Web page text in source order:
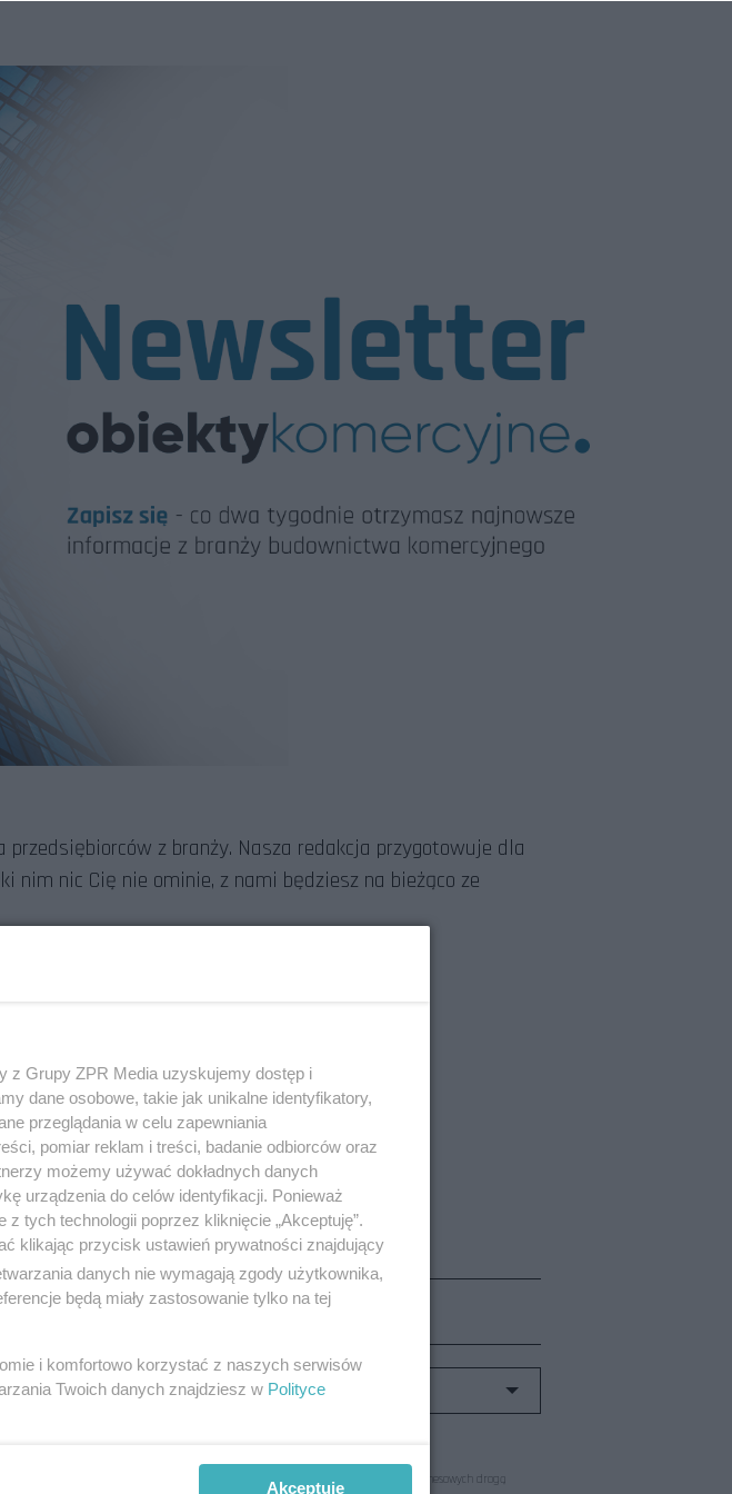
z branży. Nasza redakcja przygotowuje dla
nic Cię nie ominie, z nami będziesz na bieżąco ze
akcjach specjalnych od spółki TIME S.A. oraz jej zaufanych partnerów biznesowych drogą
z Grupy ZPR Media uzyskujemy dostęp i
dane osobowe, takie jak unikalne identyfikatory,
przeglądania w celu zapewniania
pomiar reklam i treści, badanie odbiorców oraz
możemy używać dokładnych danych
urządzenia do celów identyfikacji. Ponieważ
tych technologii poprzez kliknięcie „Akceptuję”.
klikając przycisk ustawień prywatności znajdujący
danych nie wymagają zgody użytkownika,
będą miały zastosowanie tylko na tej
i komfortowo korzystać z naszych serwisów
Twoich danych znajdziesz w Polityce
Akceptuję